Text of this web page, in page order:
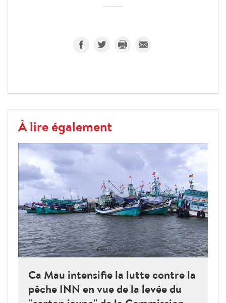
À lire également
Ca Mau intensifie la lutte contre la
pêche INN en vue de la levée du